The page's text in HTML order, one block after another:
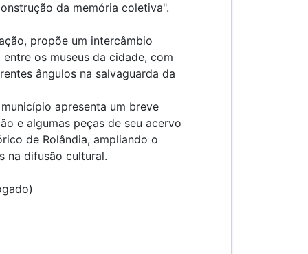
da memória coletiva".
propõe um intercâmbio
os museus da cidade, com
ângulos na salvaguarda da
apresenta um breve
e algumas peças de seu acervo
de Rolândia, ampliando o
na difusão cultural.